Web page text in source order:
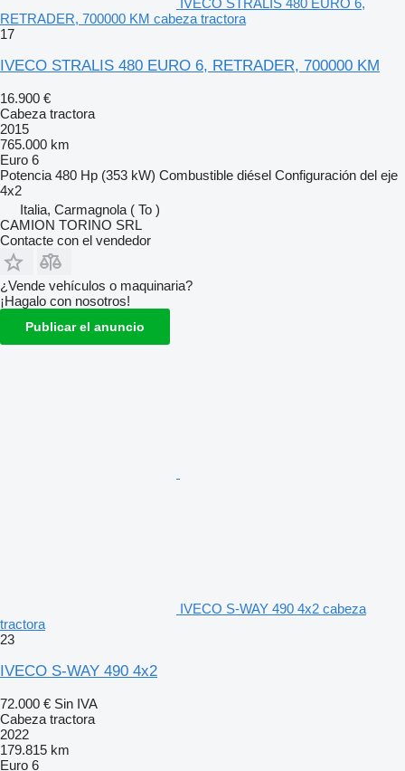
IVECO STRALIS 480 EURO 6,
RETRADER, 700000 KM cabeza tractora
17
IVECO STRALIS 480 EURO 6, RETRADER, 700000 KM
16.900 €
Cabeza tractora
2015
765.000 km
Euro 6
Potencia 480 Hp (353 kW) Combustible diésel Configuración del eje
4x2
Italia, Carmagnola ( To )
CAMION TORINO SRL
Contacte con el vendedor
¿Vende vehículos o maquinaria?
¡Hagalo con nosotros!
Publicar el anuncio
IVECO S-WAY 490 4x2 cabeza
tractora
23
IVECO S-WAY 490 4x2
72.000 € Sin IVA
Cabeza tractora
2022
179.815 km
Euro 6